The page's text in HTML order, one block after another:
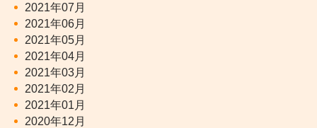
2021年07月
2021年06月
2021年05月
2021年04月
2021年03月
2021年02月
2021年01月
2020年12月